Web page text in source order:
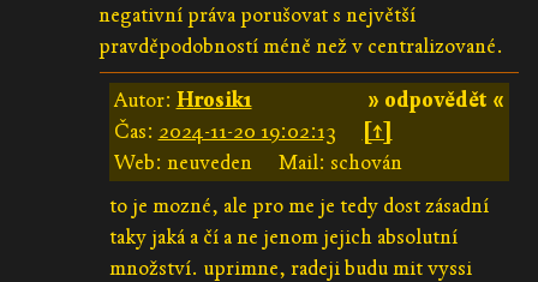
negativní práva porušovat s největší
pravděpodobností méně než v centralizované.
» odpovědět «
Autor: Hrosik1
Čas: 2024-11-20 19:02:13
[↑]
Web: neuveden
Mail: schován
to je mozné, ale pro me je tedy dost zásadní
taky jaká a čí a ne jenom jejich absolutní
množství. uprimne, radeji budu mit vyssi